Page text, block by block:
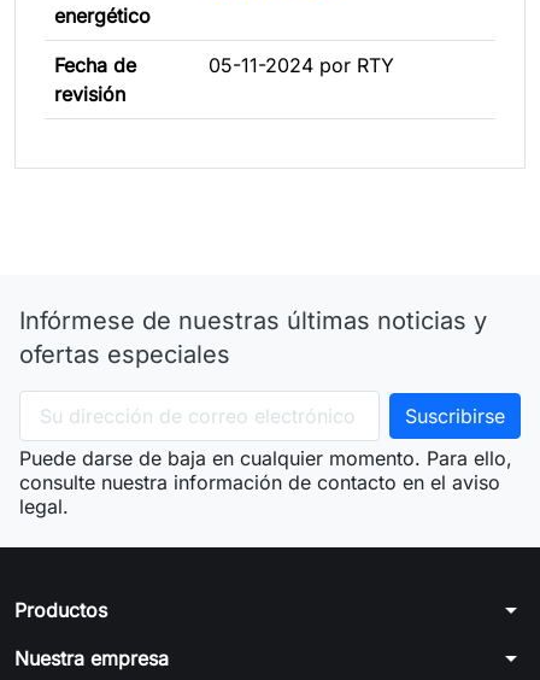
energético
Fecha de
revisión
05-11-2024 por RTY
Infórmese de nuestras últimas noticias y
ofertas especiales
Puede darse de baja en cualquier momento. Para ello,
consulte nuestra información de contacto en el aviso
legal.
Productos arrow_drop_down
Nuestra empresa arrow_drop_down